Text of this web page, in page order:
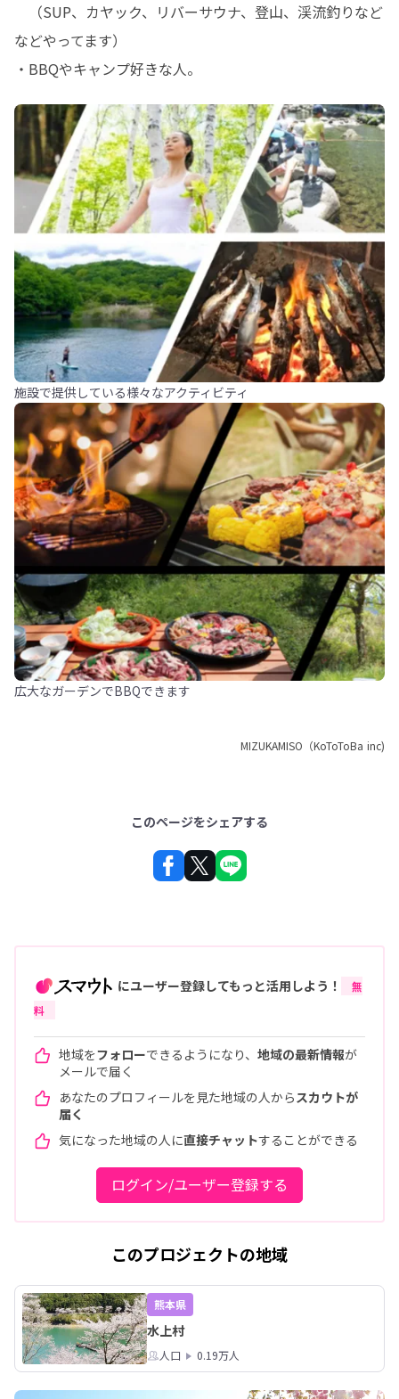
（SUP、カヤック、リバーサウナ、登山、渓流釣りなど
などやってます）
・BBQやキャンプ好きな人。
施設で提供している様々なアクティビティ
広大なガーデンでBBQできます
MIZUKAMISO（KoToToBa inc)
このページをシェアする
にユーザー登録してもっと活用しよう！
無
料
地域をフォローできるようになり、 地域の最新情報が
メールで届く
あなたのプロフィールを見た地域の人から スカウトが
届く
気になった地域の人に直接チャットすることができる
ログイン/ユーザー登録する
このプロジェクトの地域
熊本県
水上村
人口 0.19万人